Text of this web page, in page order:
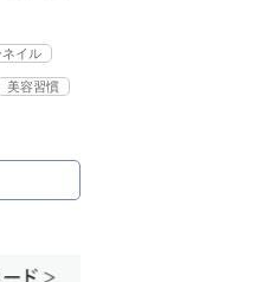
イル
美容習慣